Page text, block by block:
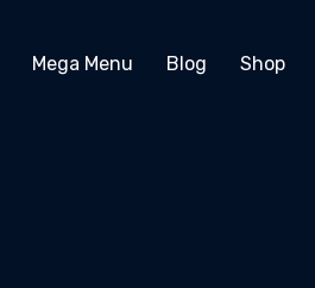
Mega Menu Blog Shop